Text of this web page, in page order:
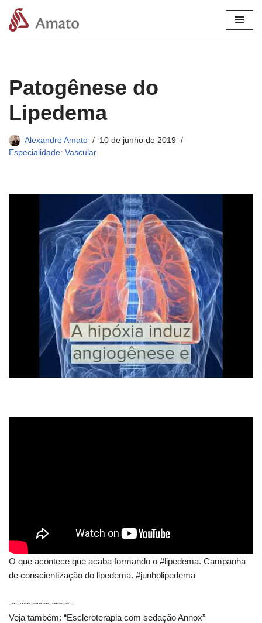
Pular
Patogênese do
Lipedema
Alexandre Amato
10 de junho de 2019
Especialidade: Vascular
O que acontece que acaba formando o #lipedema. Campanha
de conscientização do lipedema. #junholipedema
-~-~~-~~~-~~-~-
Veja também: “Escleroterapia com sedação Annox”